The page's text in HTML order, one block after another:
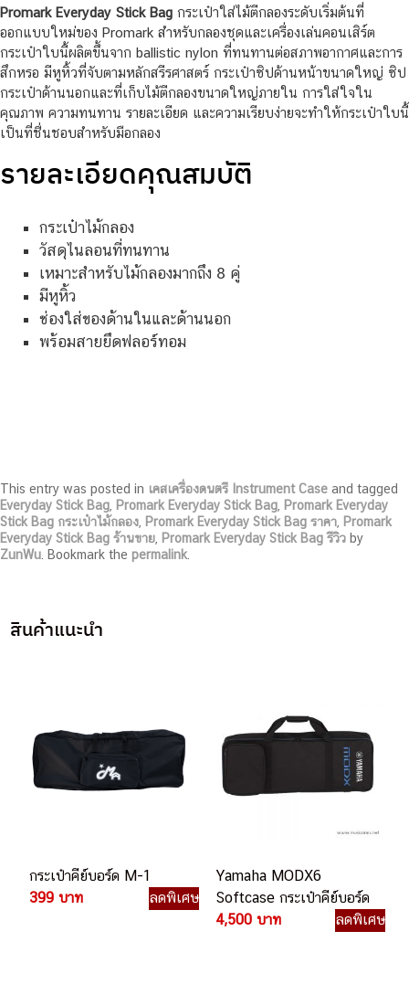
Promark Everyday Stick Bag กระเป๋าใส่ไม้ตีกลองระดับเริ่มต้นที่
ออกแบบใหม่ของ Promark สำหรับกลองชุดและเครื่องเล่นคอนเสิร์ต
กระเป๋าใบนี้ผลิตขึ้นจาก ballistic nylon ที่ทนทานต่อสภาพอากาศและการ
สึกหรอ มีหูหิ้วที่จับตามหลักสรีรศาสตร์ กระเป๋าซิปด้านหน้าขนาดใหญ่ ซิป
กระเป๋าด้านนอกและที่เก็บไม้ตีกลองขนาดใหญ่ภายใน การใส่ใจใน
คุณภาพ ความทนทาน รายละเอียด และความเรียบง่ายจะทำให้กระเป๋าใบนี้
เป็นที่ชื่นชอบสำหรับมือกลอง
รายละเอียดคุณสมบัติ
กระเป๋าไม้กลอง
วัสดุไนลอนที่ทนทาน
เหมาะสำหรับไม้กลองมากถึง 8 คู่
มีหูหิ้ว
ช่องใส่ของด้านในและด้านนอก
พร้อมสายยึดฟลอร์ทอม
This entry was posted in เคสเครื่องดนตรี Instrument Case and tagged
Everyday Stick Bag, Promark Everyday Stick Bag, Promark Everyday
Stick Bag กระเป๋าไม้กลอง, Promark Everyday Stick Bag ราคา, Promark
Everyday Stick Bag ร้านขาย, Promark Everyday Stick Bag รีวิว by
ZunWu. Bookmark the permalink.
สินค้าแนะนำ
กระเป๋าคีย์บอร์ด M-1
399 บาท
ลดพิเศษ
Yamaha MODX6
Softcase กระเป๋าคีย์บอร์ด
4,500 บาท
ลดพิเศษ